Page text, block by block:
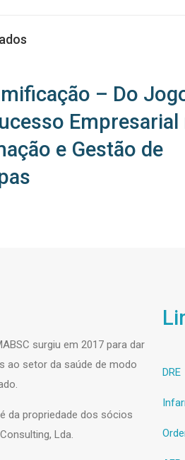
– Do
Empresarial
e Gestão de
surgiu em 2017 para dar
ao setor da saúde de modo
da propriedade dos sócios
Lda.
DRE